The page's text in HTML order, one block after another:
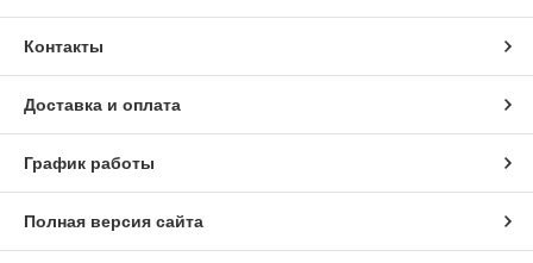
Контакты
Доставка и оплата
График работы
Полная версия сайта